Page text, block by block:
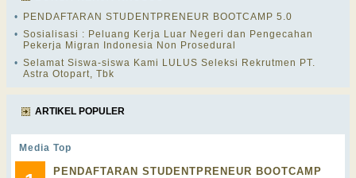
•
PENDAFTARAN STUDENTPRENEUR BOOTCAMP 5.0
• Sosialisasi : Peluang Kerja Luar Negeri dan Pengecahan
Pekerja Migran Indonesia Non Prosedural
• Selamat Siswa-siswa Kami LULUS Seleksi Rekrutmen PT.
Astra Otopart, Tbk
ARTIKEL POPULER
Media Top
PENDAFTARAN STUDENTPRENEUR BOOTCAMP